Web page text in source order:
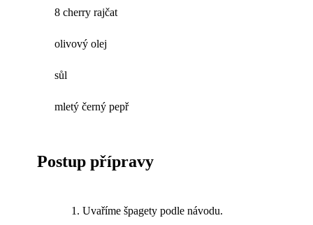
8 cherry rajčat
olivový olej
sůl
mletý černý pepř
Postup přípravy
Uvaříme špagety podle návodu.